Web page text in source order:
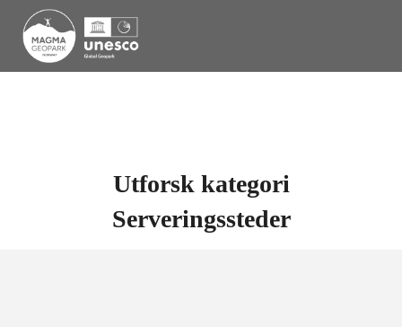
Utforsk kategori
Serveringssteder